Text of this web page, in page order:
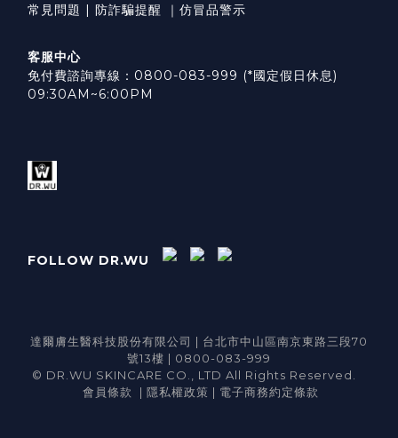
常見問題 | 防詐騙提醒 ｜ 仿冒品警示
客服中心
免付費諮詢專線：0800-083-999 (*國定假日休息)
09:30AM~6:00PM
FOLLOW DR.WU
達爾膚生醫科技股份有限公司 | 台北市中山區南京東路三段70
號13樓 | 0800-083-999
© DR.WU SKINCARE CO., LTD All Rights Reserved.
會員條款
| 隱私權政策 | 電子商務約定條款